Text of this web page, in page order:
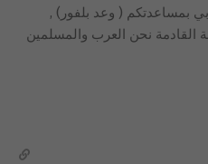
بمساعدتكم ( وعد بلفور) ,
نحن العرب والمسلمين